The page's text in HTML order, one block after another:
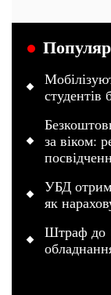
студентів
за віком:
УБД
як
Штраф до